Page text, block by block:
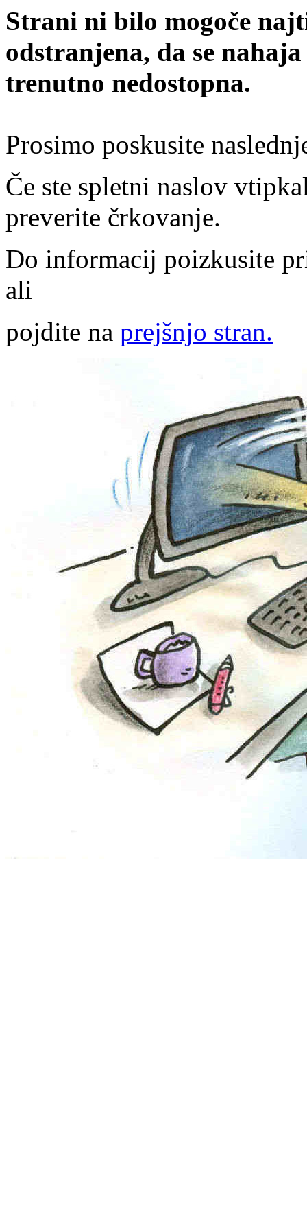
Strani ni bilo mogoče
odstranjena, da se
trenutno nedostopna.
Prosimo poskusite
Če ste spletni naslov
preverite črkovanje.
Do informacij poizkusite
ali
pojdite na prejšnjo stran.